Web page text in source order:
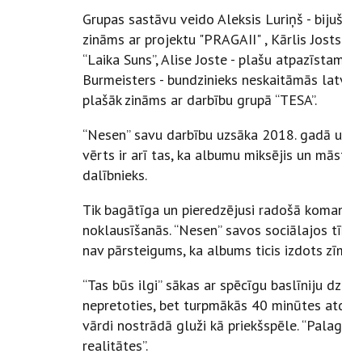
Grupas sastāvu veido Aleksis Luriņš -
zināms ar projektu "PRAGAII" , Kārlis
“Laika Suns”, Alise Joste - plašu
Burmeisters - bundzinieks neskaitāmās
plašāk zināms ar darbību grupā “TESA”.
“Nesen” savu darbību uzsāka 2018. gadā
vērts ir arī tas, ka albumu miksējis un
dalībnieks.
Tik bagātīga un pieredzējusi radošā
noklausīšanās. “Nesen” savos
nav pārsteigums, ka albums ticis izdots
“Tas būs ilgi” sākas ar spēcīgu baslīniju
nepretoties, bet turpmākās 40 minūtes
vārdi nostrādā gluži kā priekšspēle.
realitātes”.